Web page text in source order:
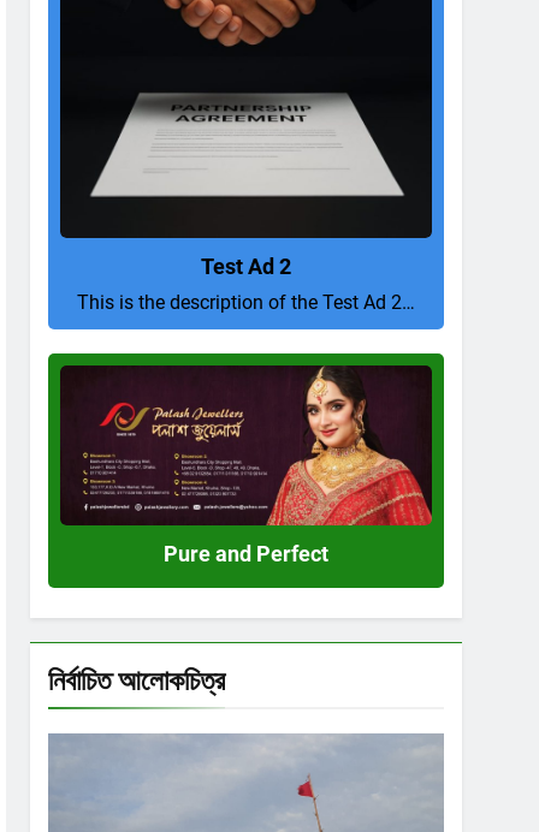
Test Ad 2
This is the description of the Test Ad 2…
Perfect
Pure and Perfect
নির্বাচিত আলোকচিত্র